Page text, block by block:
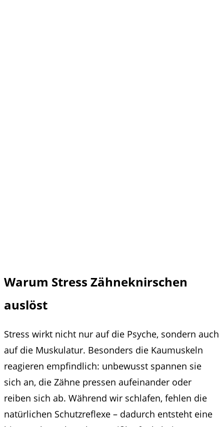
Warum Stress Zähneknirschen
auslöst
Stress wirkt nicht nur auf die Psyche, sondern auch
auf die Muskulatur. Besonders die Kaumuskeln
reagieren empfindlich: unbewusst spannen sie
sich an, die Zähne pressen aufeinander oder
reiben sich ab. Während wir schlafen, fehlen die
natürlichen Schutzreflexe – dadurch entsteht eine